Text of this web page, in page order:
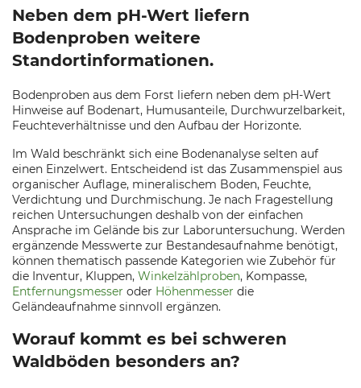
Neben dem pH-Wert liefern
Bodenproben weitere
Standortinformationen.
Bodenproben aus dem Forst liefern neben dem pH-Wert
Hinweise auf Bodenart, Humusanteile, Durchwurzelbarkeit,
Feuchteverhältnisse und den Aufbau der Horizonte.
Im Wald beschränkt sich eine Bodenanalyse selten auf
einen Einzelwert. Entscheidend ist das Zusammenspiel aus
organischer Auflage, mineralischem Boden, Feuchte,
Verdichtung und Durchmischung. Je nach Fragestellung
reichen Untersuchungen deshalb von der einfachen
Ansprache im Gelände bis zur Laboruntersuchung. Werden
ergänzende Messwerte zur Bestandesaufnahme benötigt,
können thematisch passende Kategorien wie Zubehör für
die Inventur, Kluppen, Winkelzählproben, Kompasse,
Entfernungsmesser oder Höhenmesser die
Geländeaufnahme sinnvoll ergänzen.
Worauf kommt es bei schweren
Waldböden besonders an?